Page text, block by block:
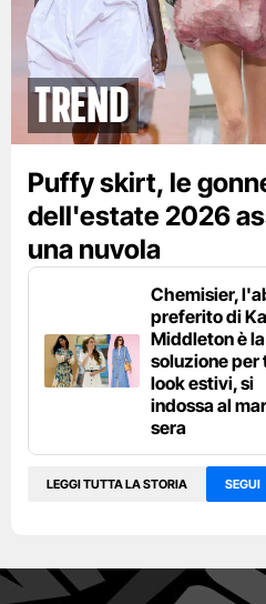
Trend
Puffy skirt, le
dell'estate 2026
una nuvola
Chemisier,
preferito di
Middleton è la
soluzione per
look estivi, si
indossa al
sera
LEGGI TUTTA LA STORIA SEGUI